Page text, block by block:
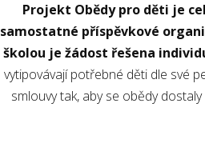
Projekt Obědy pro děti je
samostatné příspěvkové
školou je žádost řešena
vytipovávají potřebné děti dle své
smlouvy tak, aby se obědy